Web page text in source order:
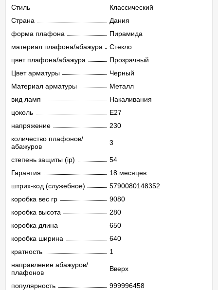
Стиль
Классический
Страна
Дания
форма плафона
Пирамида
материал плафона/абажура
Стекло
цвет плафона/абажура
Прозрачный
Цвет арматуры
Черный
Материал арматуры
Металл
вид ламп
Накаливания
цоколь
E27
напряжение
230
количество плафонов/
абажуров
3
степень защиты (ip)
54
Гарантия
18 месяцев
штрих-код (служебное)
5790080148352
коробка вес гр
9080
коробка высота
280
коробка длина
650
коробка ширина
640
кратность
1
направление абажуров/
плафонов
Вверх
популярность
999996458